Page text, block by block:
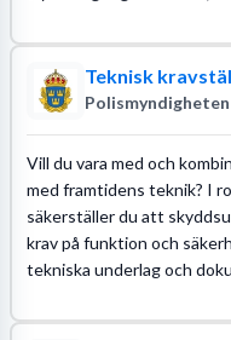
Teknisk
Polismyndigheten
Vill du vara med och
med framtidens teknik? I
säkerställer du att
krav på funktion och
tekniska underlag och